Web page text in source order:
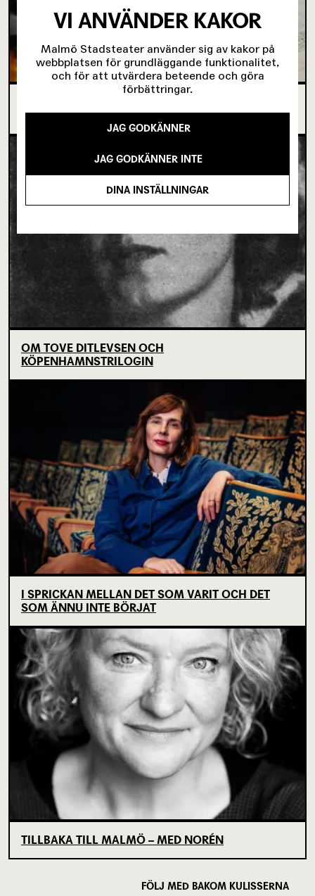
TILL SCENKONST
OM TOVE DITLEVSEN OCH
KÖPENHAMNSTRILOGIN
I SPRICKAN MELLAN DET SOM VARIT OCH DET
SOM ÄNNU INTE BÖRJAT
TILLBAKA TILL MALMÖ – MED NORÉN
FÖLJ MED BAKOM KULISSERNA
VI ANVÄNDER KAKOR
Malmö Stadsteater använder sig av kakor på
webbplatsen för grundläggande funktionalitet,
och för att utvärdera beteende och göra
förbättringar.
JAG GODKÄNNER
JAG GODKÄNNER INTE
DINA INSTÄLLNINGAR